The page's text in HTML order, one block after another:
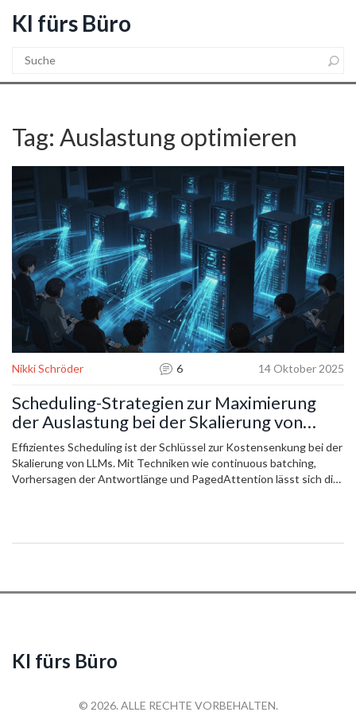
KI fürs Büro
Tag: Auslastung optimieren
Nikki Schröder 6 14 Oktober 2025
Scheduling-Strategien zur Maximierung
der Auslastung bei der Skalierung von
LLMs
Effizientes Scheduling ist der Schlüssel zur Kostensenkung bei der
Skalierung von LLMs. Mit Techniken wie continuous batching,
Vorhersagen der Antwortlänge und PagedAttention lässt sich die
KI fürs Büro
© 2026. ALLE RECHTE VORBEHALTEN.